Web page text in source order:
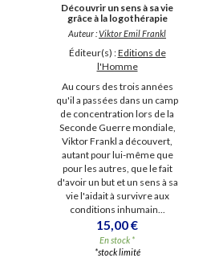
Découvrir un sens à sa vie
grâce à la logothérapie
Auteur :Viktor Emil Frankl
Éditeur(s) :Editions de
l'Homme
Au cours des trois années
qu'il a passées dans un camp
de concentration lors de la
Seconde Guerre mondiale,
Viktor Frankl a découvert,
autant pour lui-même que
pour les autres, que le fait
d'avoir un but et un sens à sa
vie l'aidait à survivre aux
conditions inhumain...
15,00 €
En stock *
*stock limité